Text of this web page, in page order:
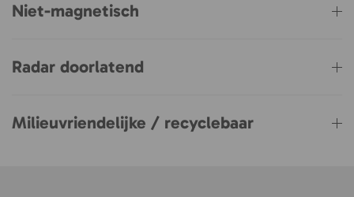
Niet-magnetisch
Radar doorlatend
Milieuvriendelijke / recyclebaar